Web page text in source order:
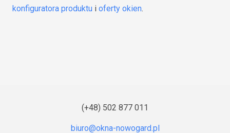
konfiguratora produktu i oferty okien.
(+48) 502 877 011